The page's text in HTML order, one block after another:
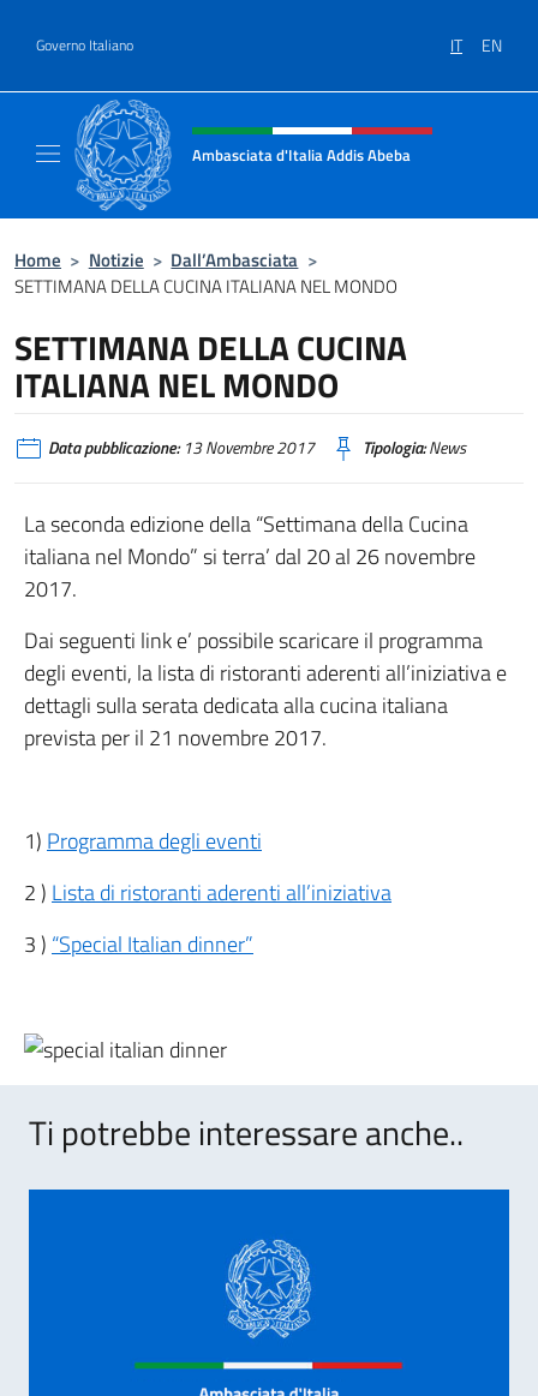
Governo Italiano IT EN
Intestazione sito, social e menù
Ambasciata d'Italia Addis Abeba
Home > Notizie > Dall’Ambasciata >
SETTIMANA DELLA CUCINA ITALIANA NEL MONDO
SETTIMANA DELLA CUCINA
ITALIANA NEL MONDO
Data pubblicazione:13 Novembre 2017 Tipologia:News
La seconda edizione della “Settimana della Cucina
italiana nel Mondo” si terra’ dal 20 al 26 novembre
2017.
Dai seguenti link e’ possibile scaricare il programma
degli eventi, la lista di ristoranti aderenti all’iniziativa e
dettagli sulla serata dedicata alla cucina italiana
prevista per il 21 novembre 2017.
1) Programma degli eventi
2 ) Lista di ristoranti aderenti all’iniziativa
3 ) “Special Italian dinner”
Ti potrebbe interessare anche..